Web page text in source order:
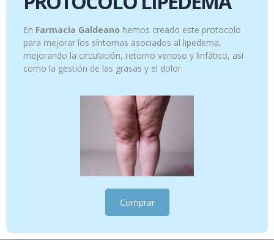
En Farmacia Galdeano hemos creado este protocolo
para mejorar los síntomas asociados al lipedema,
mejorando la circulación, retorno venoso y linfático, así
como la gestión de las grasas y el dolor.
Comprar